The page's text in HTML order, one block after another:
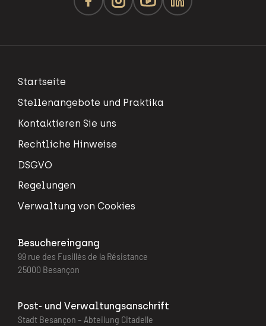
Startseite
Stellenangebote und Praktika
Kontaktieren Sie uns
Rechtliche Hinweise
DSGVO
Regelungen
Verwaltung von Cookies
Besuchereingang
99 rue des Fusillés de la Résistance
25000 Besançon
Post- und Verwaltungsanschrift
Stadt Besançon – Abteilung Citadelle